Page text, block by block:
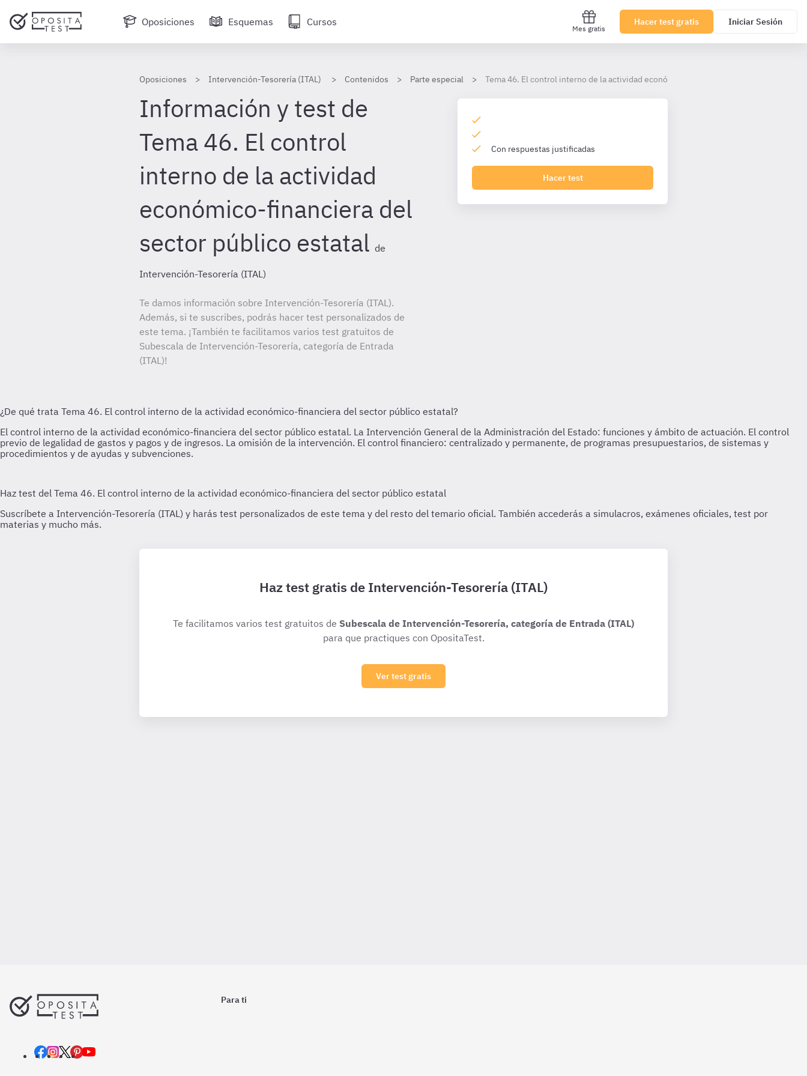
Oposiciones Esquemas Cursos
Mes gratis
Hacer test gratis Iniciar Sesión
Oposiciones Intervención-Tesorería (ITAL) Contenidos Parte especial Tema 46. El control interno de la actividad económico-financiera del sector público
Información y test de
Tema 46. El control
interno de la actividad
económico-financiera del
sector público estatal de
Intervención-Tesorería (ITAL)
Te damos información sobre Intervención-Tesorería (ITAL).
Además, si te suscribes, podrás hacer test personalizados de
este tema. ¡También te facilitamos varios test gratuitos de
Subescala de Intervención-Tesorería, categoría de Entrada
(ITAL)!
Con respuestas justificadas
Hacer test
Haz test gratis de Intervención-Tesorería (ITAL)
Te facilitamos varios test gratuitos de Subescala de Intervención-Tesorería, categoría de Entrada (ITAL)
para que practiques con OpositaTest.
Ver test gratis
Para ti